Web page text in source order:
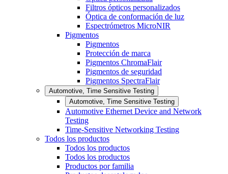
Filtros ópticos personalizados
Óptica de conformación de luz
Espectrómetros MicroNIR
Pigmentos
Pigmentos
Protección de marca
Pigmentos ChromaFlair
Pigmentos de seguridad
Pigmentos SpectraFlair
Automotive, Time Sensitive Testing
Automotive, Time Sensitive Testing
Automotive Ethernet Device and Network
Testing
Time-Sensitive Networking Testing
Todos los productos
Todos los productos
Todos los productos
Productos por familia